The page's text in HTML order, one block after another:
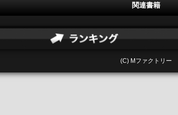
関連書籍
(C) Mファクトリー